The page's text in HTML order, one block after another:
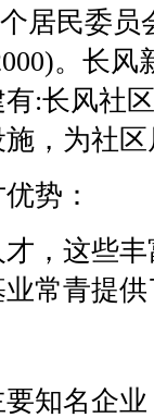
居民委员
。长
:长风社
，为社
势：
，这些
常青提
知名企业